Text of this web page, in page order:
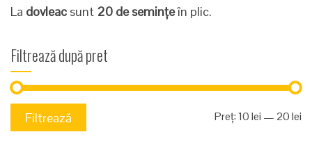
La dovleac sunt 20 de semințeîn plic.
Filtrează după pret
Filtrează Preț:10 lei — 20 lei